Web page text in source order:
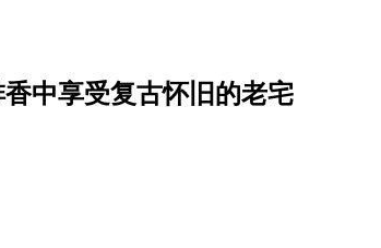
中享受复古怀旧的老宅